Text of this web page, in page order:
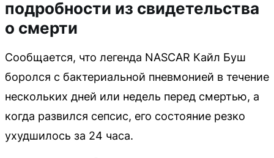
подробности из свидетельства
о смерти
Сообщается, что легенда NASCAR Кайл Буш
боролся с бактериальной пневмонией в течение
нескольких дней или недель перед смертью, а
когда развился сепсис, его состояние резко
ухудшилось за 24 часа.